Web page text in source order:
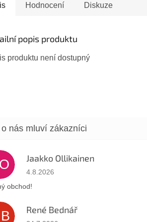
Rabin byl v té době
Hodnocení Diskuze
popis produktu
produktu není dostupný
Jaakko Ollikainen
Hodnocení obchodu je 5 z 5 hvězdiček.
4.8.2026
obchod!
René Bednář